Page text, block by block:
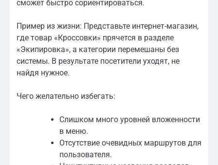
сможет быстро сориентироваться.
Пример из жизни: Представьте интернет-магазин,
где товар «Кроссовки» прячется в разделе
«Экипировка», а категории перемешаны без
системы. В результате посетители уходят, не
найдя нужное.
Чего желательно избегать:
Слишком много уровней вложенности
в меню.
Отсутствие очевидных маршрутов для
пользователя.